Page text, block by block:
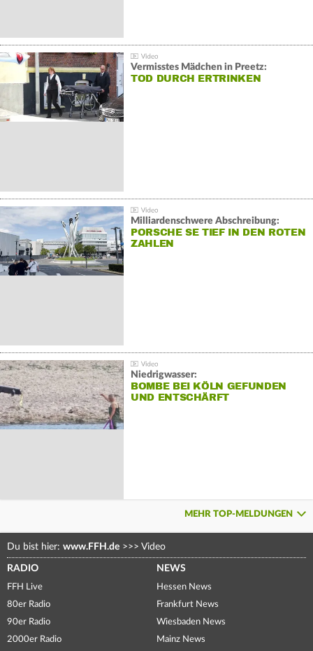
Vermisstes Mädchen in Preetz:
TOD DURCH ERTRINKEN
Milliardenschwere Abschreibung:
PORSCHE SE TIEF IN DEN ROTEN
ZAHLEN
Niedrigwasser:
BOMBE BEI KÖLN GEFUNDEN
UND ENTSCHÄRFT
MEHR TOP-MELDUNGEN
Du bist hier: www.FFH.de >>> Video
RADIO
FFH Live
80er Radio
90er Radio
2000er Radio
NEWS
Hessen News
Frankfurt News
Wiesbaden News
Mainz News